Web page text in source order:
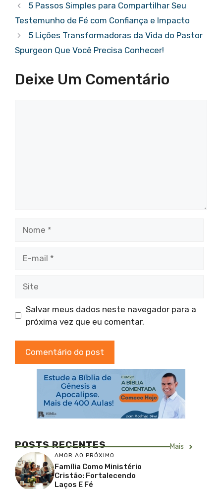
5 Passos Simples para Compartilhar Seu
Testemunho de Fé com Confiança e Impacto
5 Lições Transformadoras da Vida do Pastor
Spurgeon Que Você Precisa Conhecer!
Deixe Um Comentário
mail
Salvar meus dados neste navegador para a
próxima vez que eu comentar.
POSTS RECENTES Mais
AMOR AO PRÓXIMO
Família Como Ministério
Cristão: Fortalecendo
Laços E Fé